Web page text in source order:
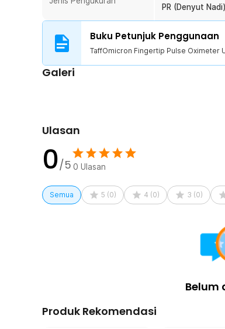
Daya Tahan Lama
Menggunakan baterai AAA yang praktis dan
bertahan hingga berbulan-bulan, sehingga
tahan yang lama, pulse oximeter ini menjadi
1 x Lanyard
PR (Denyut Nadi)
Buku Petunjuk Penggunaan
TaffOmicron Fingertip Pulse Oximeter
Galeri
Ulasan
0/5 0 Ulasan
Semua 5 (0) 4 (0) 3 (0)
Belum
Produk Rekomendasi